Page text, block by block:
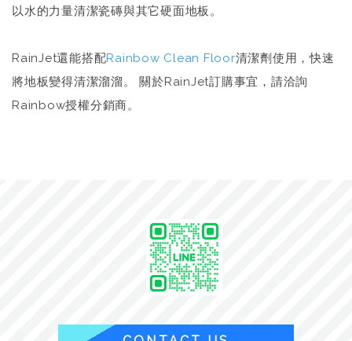
以水的力量清潔瓷磚與其它硬面地板。
RainJet還能搭配Rainbow Clean Floor清潔劑使用，快速
將地板變得清潔溜溜。 關於RainJet訂購事宜，請洽詢
Rainbow授權分銷商。